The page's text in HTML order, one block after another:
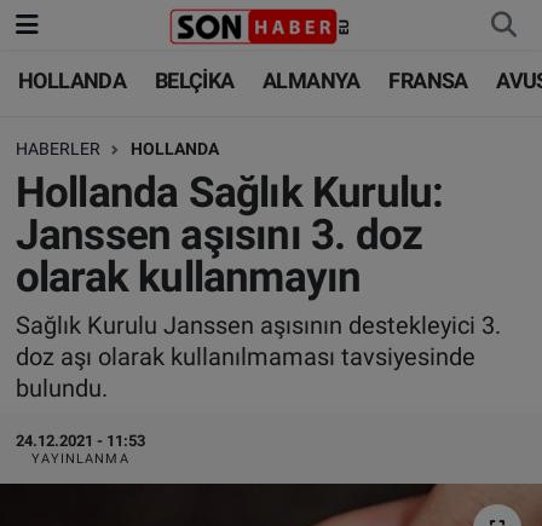
HOLLANDA BELÇİKA ALMANYA FRANSA
HABERLER HOLLANDA
Hollanda Sağlık Kurulu:
Janssen aşısını 3. doz
olarak kullanmayın
Sağlık Kurulu Janssen aşısının destekleyici 3.
doz aşı olarak kullanılmaması tavsiyesinde
bulundu.
24.12.2021 - 11:53
YAYINLANMA
HOLLANDA
BELÇİKA
ALMANYA
FRANSA
AVUSTURYA
SAĞLIK - YAŞAM
BİLİM-TEKNOLOJİ
HOLLANDA
BELÇİKA
ALMANYA
TÜRKİYE
DÜNYA
BİLİM-TEKNOLOJİ
SAĞLIK
Nöbetçi Eczaneler
Hava Durumu
Trafik Durumu
Süper Lig Puan Durumu ve Fikstür
Tüm Manşetler
Son Dakika Haberleri
Haber Arşivi